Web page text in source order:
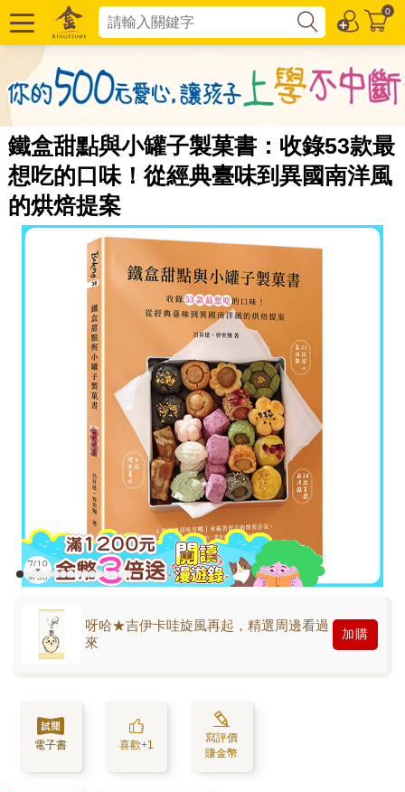
0
鐵盒甜點與小罐子製菓書：收錄53款最
想吃的口味！從經典臺味到異國南洋風
的烘焙提案
呀哈★吉伊卡哇旋風再起，精選周邊看過
來
加購
電子書 喜歡+1
寫評價
賺金幣